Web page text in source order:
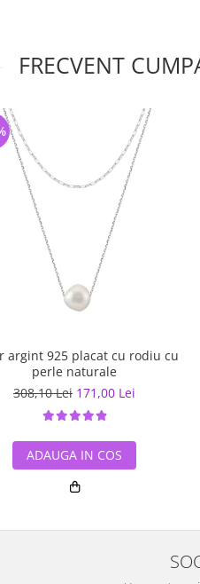
FRECVENT
argint 925 placat cu rodiu cu
perle naturale
308,10 Lei 171,00 Lei
ADAUGA IN COS